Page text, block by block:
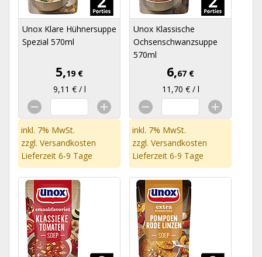
Unox Klare Hühnersuppe
Spezial 570ml
5,19 €
9,11 € / l
inkl. 7% MwSt.
zzgl. Versandkosten
Lieferzeit 6-9 Tage
Unox Klassische
Ochsenschwanzsuppe
570ml
6,67 €
11,70 € / l
inkl. 7% MwSt.
zzgl. Versandkosten
Lieferzeit 6-9 Tage